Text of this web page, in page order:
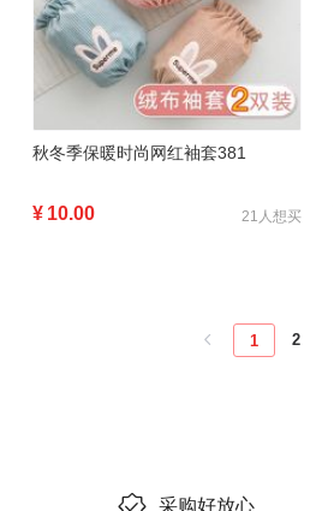
秋冬季保暖时尚网红袖套381
¥ 10.00 21人想买
1 2